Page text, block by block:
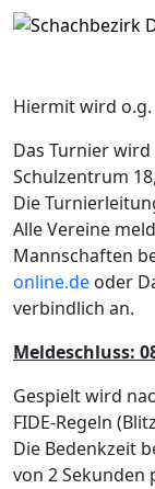
Hiermit wird
Das Turnier wird
Schulzentrum
Die
Alle Vereine
Mannschaften
online.de oder
verbindlich an.
Meldeschluss:
Gespielt wird
FIDE-Regeln
Die Bedenkzeit
von 2 Sekunden